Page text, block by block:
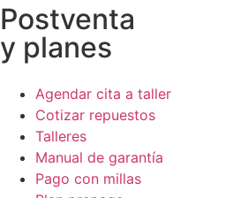
Postventa
y planes
Agendar cita a taller
Cotizar repuestos
Talleres
Manual de garantía
Pago con millas